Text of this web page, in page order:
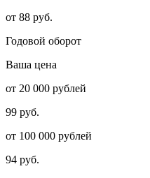
от 88 руб.
Годовой оборот
Ваша цена
от 20 000 рублей
99 руб.
от 100 000 рублей
94 руб.